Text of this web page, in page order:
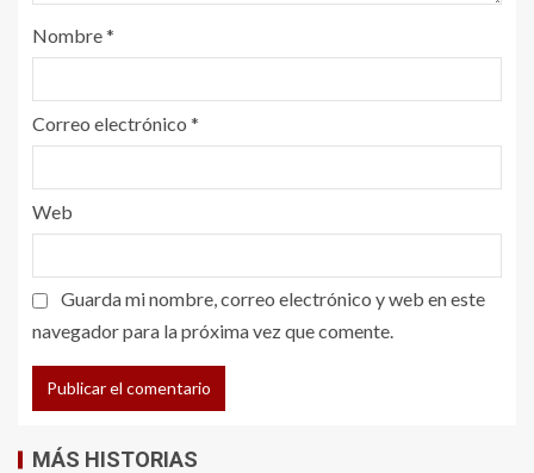
Nombre*
Correo electrónico *
Web
Guarda mi nombre, correo electrónico y web en este
navegador para la próxima vez que comente.
MÁS HISTORIAS